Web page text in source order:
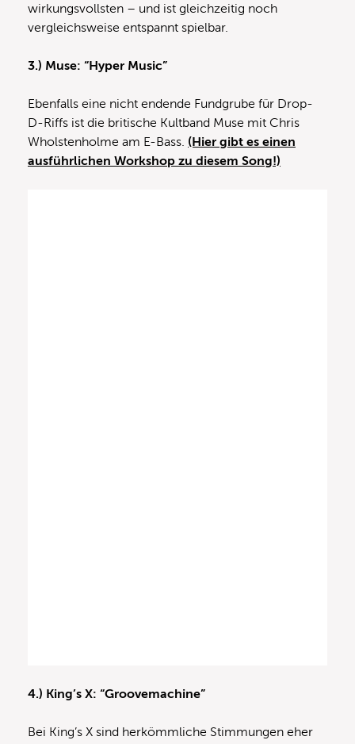
wirkungsvollsten – und ist gleichzeitig noch
vergleichsweise entspannt spielbar.
3.) Muse: “Hyper Music”
Ebenfalls eine nicht endende Fundgrube für Drop-
D-Riffs ist die britische Kultband Muse mit Chris
Wholstenholme am E-Bass. (Hier gibt es einen
ausführlichen Workshop zu diesem Song!)
4.) King’s X: “Groovemachine”
Bei King’s X sind herkömmliche Stimmungen eher